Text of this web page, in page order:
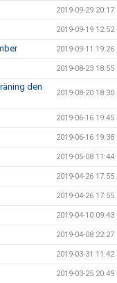
2019-09-29 20:17
2019-09-19 12:52
2019-09-11 19:26
2019-08-23 18:55
den
2019-08-20 18:30
2019-06-16 19:45
2019-06-16 19:38
2019-05-08 11:44
2019-04-26 17:55
2019-04-26 17:55
2019-04-10 09:43
2019-04-08 22:27
2019-03-31 11:42
2019-03-25 20:49